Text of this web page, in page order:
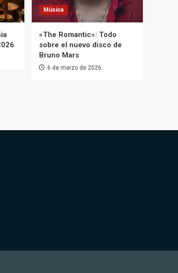
Música
«The Romantic»: Todo
sobre el nuevo disco de
Bruno Mars
6 de marzo de 2026